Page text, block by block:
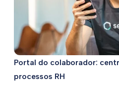
Portal do colaborador:
processos RH